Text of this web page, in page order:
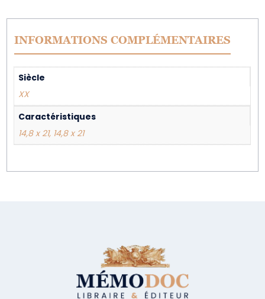
INFORMATIONS COMPLÉMENTAIRES
Siècle
XX
Caractéristiques
14,8 x 21, 14,8 x 21